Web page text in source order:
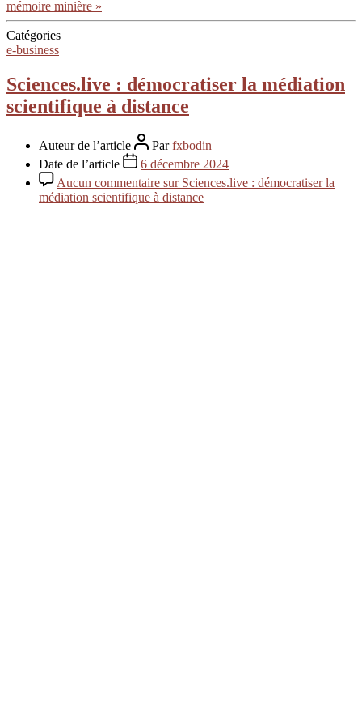
mémoire minière »
Catégories
e-business
Sciences.live : démocratiser la médiation
scientifique à distance
Auteur de l’article Parfxbodin
Date de l’article
6 décembre 2024
Aucun commentaire sur Sciences.live : démocratiser la
médiation scientifique à distance